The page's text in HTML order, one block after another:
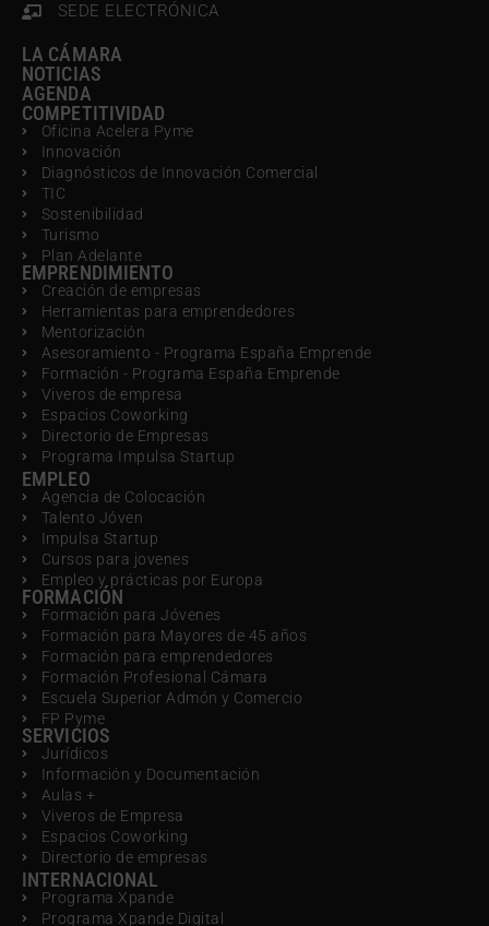
SEDE ELECTRÓNICA
LA CÁMARA
NOTICIAS
AGENDA
COMPETITIVIDAD
Oficina Acelera Pyme
Innovación
Diagnósticos de Innovación Comercial
TIC
Sostenibilidad
Turismo
Plan Adelante
EMPRENDIMIENTO
Creación de empresas
Herramientas para emprendedores
Mentorización
Asesoramiento - Programa España Emprende
Formación - Programa España Emprende
Viveros de empresa
Espacios Coworking
Directorio de Empresas
Programa Impulsa Startup
EMPLEO
Agencia de Colocación
Talento Jóven
Impulsa Startup
Cursos para jovenes
Empleo y prácticas por Europa
FORMACIÓN
Formación para Jóvenes
Formación para Mayores de 45 años
Formación para emprendedores
Formación Profesional Cámara
Escuela Superior Admón y Comercio
FP Pyme
SERVICIOS
Jurídicos
Información y Documentación
Aulas +
Viveros de Empresa
Espacios Coworking
Directorio de empresas
INTERNACIONAL
Programa Xpande
Programa Xpande Digital